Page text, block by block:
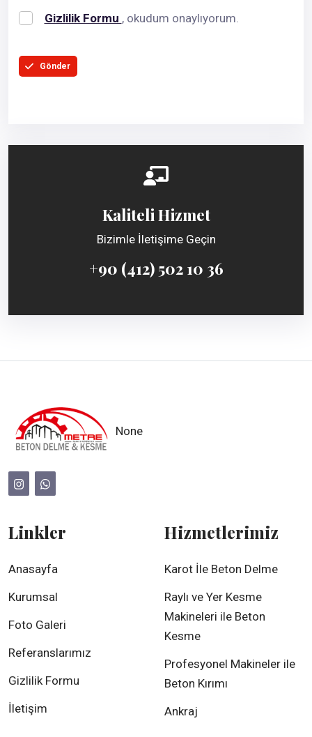
Gizlilik Formu , okudum onaylıyorum.
Gönder
Kaliteli Hizmet
Bizimle İletişime Geçin
+90 (412) 502 10 36
None
Linkler
Anasayfa
Kurumsal
Foto Galeri
Referanslarımız
Gizlilik Formu
İletişim
Hizmetlerimiz
Karot İle Beton Delme
Raylı ve Yer Kesme
Makineleri ile Beton
Kesme
Profesyonel Makineler ile
Beton Kırımı
Ankraj